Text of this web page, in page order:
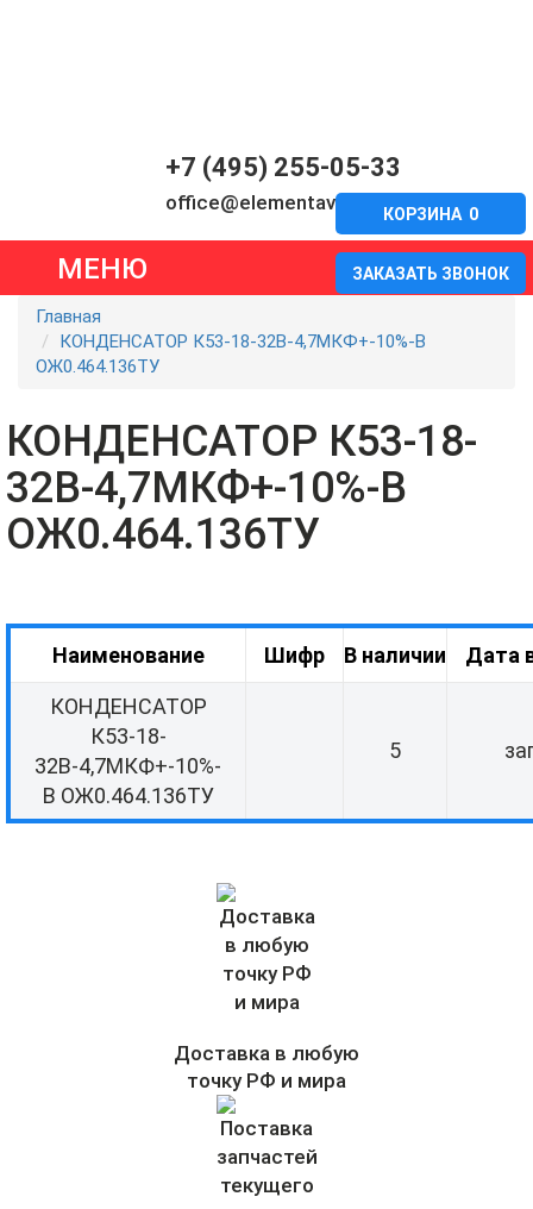
+7 (495) 255-05-33
office@elementavia.ru
ЗАКАЗАТЬ ЗВОНОК
КОРЗИНА 0
МЕНЮ
Главная
КОНДЕНСАТОР К53-18-32В-4,7МКФ+-10%-В
ОЖ0.464.136ТУ
КОНДЕНСАТОР К53-18-
32В-4,7МКФ+-10%-В
ОЖ0.464.136ТУ
Наименование Шифр В наличии Дата
КОНДЕНСАТОР
К53-18-
32В-4,7МКФ+-10%-
В ОЖ0.464.136ТУ
5
Доставка в любую
точку РФ и мира